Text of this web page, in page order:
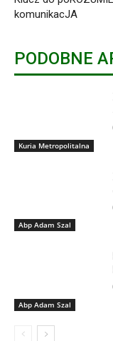
komunikacJA
PODOBNE
Kuria Metropolitalna
Abp Adam Szal
Abp Adam Szal